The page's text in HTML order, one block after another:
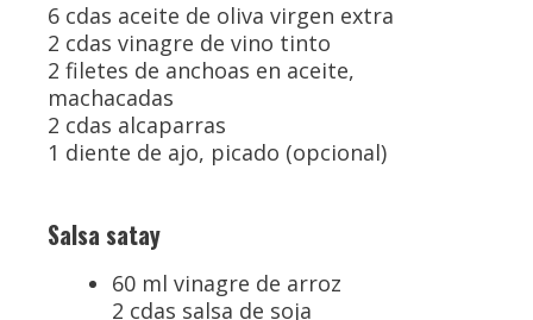
6 cdas aceite de oliva virgen extra
2 cdas vinagre de vino tinto
2 filetes de anchoas en aceite,
machacadas
2 cdas alcaparras
1 diente de ajo, picado (opcional)
Salsa satay
60 ml vinagre de arroz
2 cdas salsa de soja